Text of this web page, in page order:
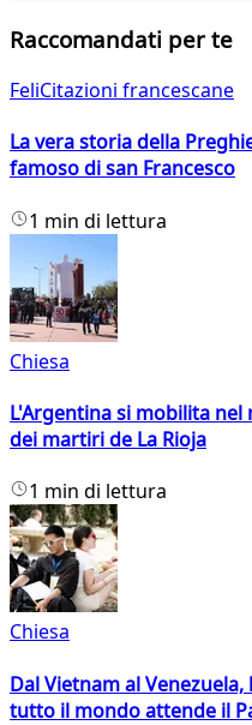
Raccomandati per te
FeliCitazioni francescane
La vera storia della
famoso di san Francesco
1 min di lettura
Chiesa
L'Argentina si mobilita nel
dei martiri de La Rioja
1 min di lettura
Chiesa
Dal Vietnam al
tutto il mondo attende il